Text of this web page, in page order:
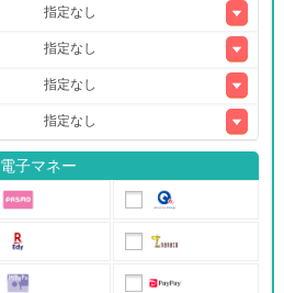
電子マネー